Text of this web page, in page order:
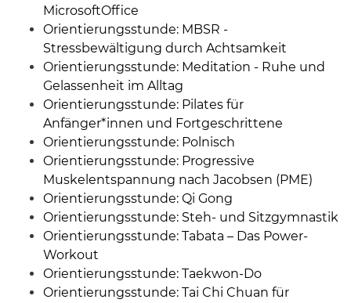
MicrosoftOffice
Orientierungsstunde: MBSR -
Stressbewältigung durch Achtsamkeit
Orientierungsstunde: Meditation - Ruhe und
Gelassenheit im Alltag
Orientierungsstunde: Pilates für
Anfänger*innen und Fortgeschrittene
Orientierungsstunde: Polnisch
Orientierungsstunde: Progressive
Muskelentspannung nach Jacobsen (PME)
Orientierungsstunde: Qi Gong
Orientierungsstunde: Steh- und Sitzgymnastik
Orientierungsstunde: Tabata – Das Power-
Workout
Orientierungsstunde: Taekwon-Do
Orientierungsstunde: Tai Chi Chuan für